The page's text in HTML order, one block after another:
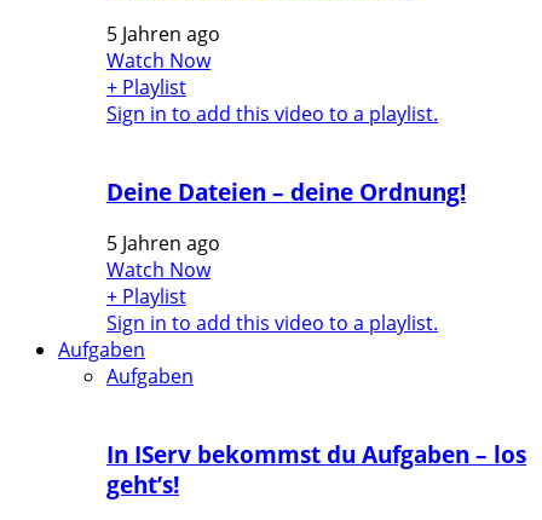
5 Jahren ago
Watch Now
+ Playlist
Sign in to add this video to a playlist.
Deine Dateien – deine Ordnung!
5 Jahren ago
Watch Now
+ Playlist
Sign in to add this video to a playlist.
Aufgaben
Aufgaben
In IServ bekommst du Aufgaben – los
geht’s!